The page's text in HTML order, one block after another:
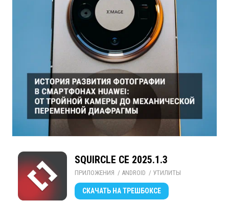
SQUIRCLE CE 2025.1.3
ПРИЛОЖЕНИЯ / ANDROID / УТИЛИТЫ
СКАЧАТЬ НА ТРЕШБОКСЕ